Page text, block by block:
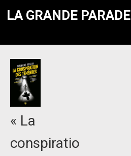
LA GRANDE PARADE
« La
conspiratio